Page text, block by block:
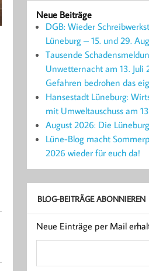
Neue Beiträge
DGB: Wieder
Lüneburg – 15. und 29.
Tausende
Unwetternacht am 13. Juli
Gefahren bedrohen das
Hansestadt Lüneburg:
mit Umweltauschuss am
August 2026: Die
Lüne-Blog macht
2026 wieder für euch da!
BLOG-BEITRÄGE ABONNIEREN
Neue Einträge per Mail